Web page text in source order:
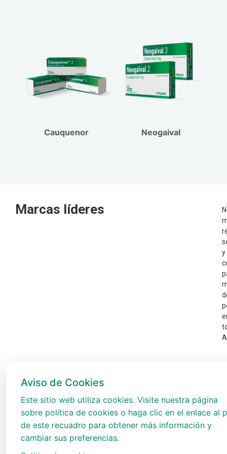
Cauquenor Neogaival
Marcas líderes
y
Aviso de Cookies
Este sitio web utiliza cookies. Visite nuestra página
sobre política de cookies o haga clic en el enlace al
de este recuadro para obtener más información y
cambiar sus preferencias.